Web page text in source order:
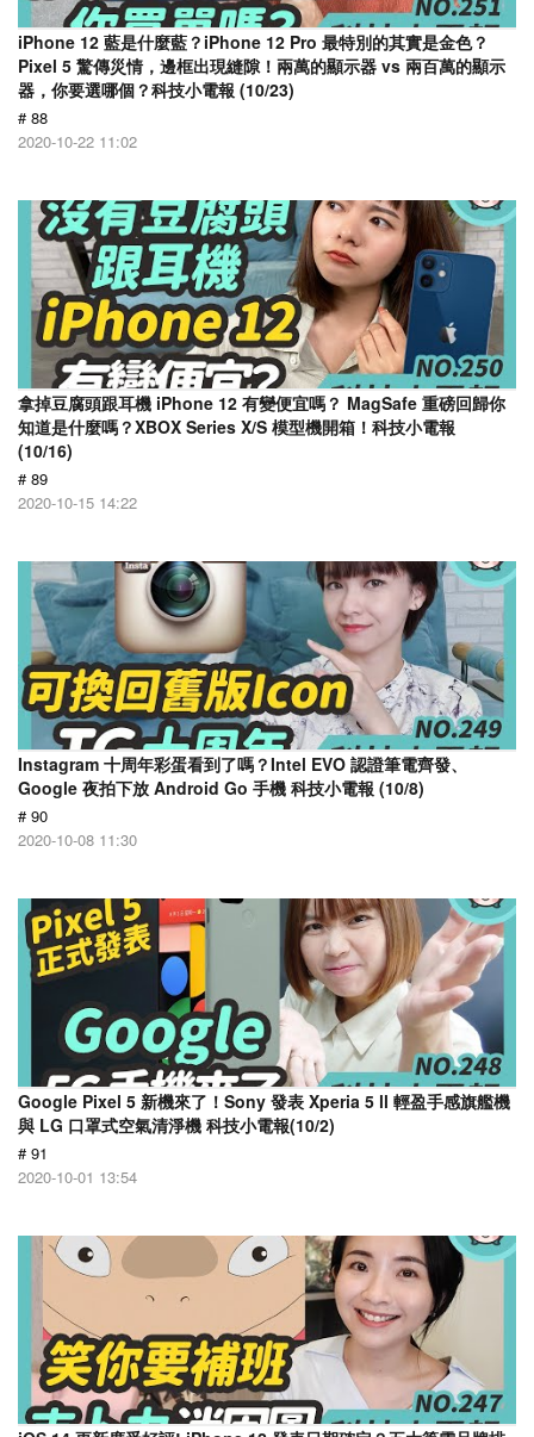
iPhone 12 藍是什麼藍？iPhone 12 Pro 最特別的其實是金色？
Pixel 5 驚傳災情，邊框出現縫隙！兩萬的顯示器 vs 兩百萬的顯示
器，你要選哪個？科技小電報 (10/23)
# 88
2020-10-22 11:02
拿掉豆腐頭跟耳機 iPhone 12 有變便宜嗎？ MagSafe 重磅回歸你
知道是什麼嗎？XBOX Series X/S 模型機開箱！科技小電報
(10/16)
# 89
2020-10-15 14:22
Instagram 十周年彩蛋看到了嗎？Intel EVO 認證筆電齊發、
Google 夜拍下放 Android Go 手機 科技小電報 (10/8)
# 90
2020-10-08 11:30
Google Pixel 5 新機來了！Sony 發表 Xperia 5 ll 輕盈手感旗艦機
與 LG 口罩式空氣清淨機 科技小電報(10/2)
# 91
2020-10-01 13:54